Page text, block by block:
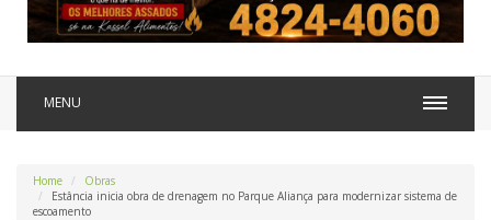
MENU
Home
Obras
Estância inicia obra de drenagem no Parque Aliança para modernizar sistema de
escoamento